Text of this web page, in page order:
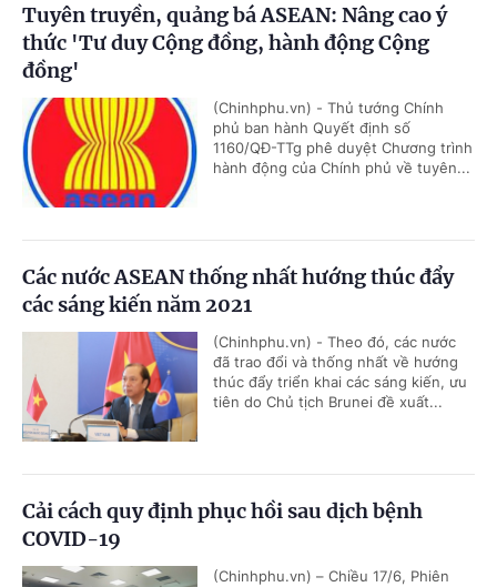
Tuyên truyền, quảng bá ASEAN: Nâng cao ý
thức 'Tư duy Cộng đồng, hành động Cộng
đồng'
(Chinhphu.vn) - Thủ tướng Chính
phủ ban hành Quyết định số
1160/QĐ-TTg phê duyệt Chương trình
hành động của Chính phủ về tuyên...
Các nước ASEAN thống nhất hướng thúc đẩy
các sáng kiến năm 2021
(Chinhphu.vn) - Theo đó, các nước
đã trao đổi và thống nhất về hướng
thúc đẩy triển khai các sáng kiến, ưu
tiên do Chủ tịch Brunei đề xuất...
Cải cách quy định phục hồi sau dịch bệnh
COVID-19
(Chinhphu.vn) – Chiều 17/6, Phiên